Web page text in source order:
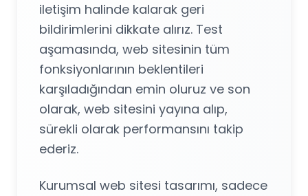
iletişim halinde kalarak geri
bildirimlerini dikkate alırız. Test
aşamasında, web sitesinin tüm
fonksiyonlarının beklentileri
karşıladığından emin oluruz ve son
olarak, web sitesini yayına alıp,
sürekli olarak performansını takip
ederiz.
Kurumsal web sitesi tasarımı, sadece